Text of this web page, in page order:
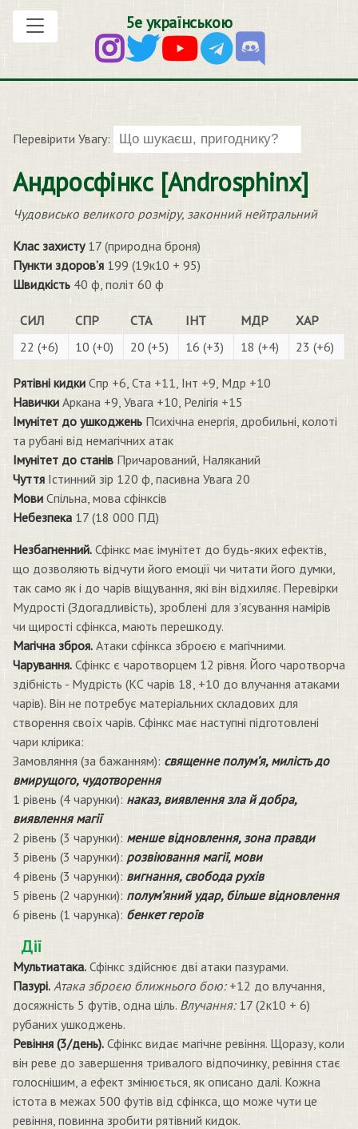
5е українською
Перевірити Увагу:
Андросфінкс [Androsphinx]
Чудовисько великого розміру, законний нейтральний
Клас захисту17 (природна броня)
Пункти здоров’я 199 (19к10 + 95)
Швидкість 40 ф, політ 60 ф
СИЛ СПР СТА ІНТ МДР
ХАР
22 (+6)
10 (+0) 20 (+5) 16 (+3) 18 (+4) 23 (+6)
Рятівні кидки Спр +6, Ста +11, Інт +9, Мдр +10
Навички Аркана +9, Увага +10, Релігія +15
Імунітет до ушкоджень Психічна енергія, дробильні, колоті
та рубані від немагічних атак
Імунітет до станів Причарований, Наляканий
Чуття Істинний зір 120 ф, пасивна Увага 20
Мови Спільна, мова сфінксів
Небезпека 17 (18 000 ПД)
Незбагненний. Сфінкс має імунітет до будь-яких ефектів,
що дозволяють відчути його емоції чи читати його думки,
так само як і до чарів віщування, які він відхиляє. Перевірки
Мудрості (Здогадливість), зроблені для з’ясування намірів
чи щирості сфінкса, мають перешкоду.
Магічна зброя. Атаки сфінкса зброєю є магічними.
Чарування. Сфінкс є чаротворцем 12 рівня. Його чаротворча
здібність - Мудрість (КС чарів 18, +10 до влучання атаками
чарів). Він не потребує матеріальних складових для
створення своїх чарів. Сфінкс має наступні підготовлені
чари клірика:
Замовляння (за бажанням): священне полум’я, милість до
вмирущого, чудотворення
1 рівень (4 чарунки): наказ, виявлення зла й добра,
виявлення магії
2 рівень (3 чарунки): менше відновлення, зона правди
3 рівень (3 чарунки): розвіювання магії, мови
4 рівень (3 чарунки): вигнання, свобода рухів
5 рівень (2 чарунки): полум’яний удар, більше відновлення
6 рівень (1 чарунка): бенкет героїв
Дії
Мультиатака. Сфінкс здійснює дві атаки пазурами.
Пазурі. Атака зброєю ближнього бою:+12 до влучання,
досяжність 5 футів, одна ціль. Влучання:17 (2к10 + 6)
рубаних ушкоджень.
Ревіння (3/день). Сфінкс видає магічне ревіння. Щоразу, коли
він реве до завершення тривалого відпочинку, ревіння стає
голоснішим, а ефект змінюється, як описано далі. Кожна
істота в межах 500 футів від сфінкса, що може чути це
ревіння, повинна зробити рятівний кидок.